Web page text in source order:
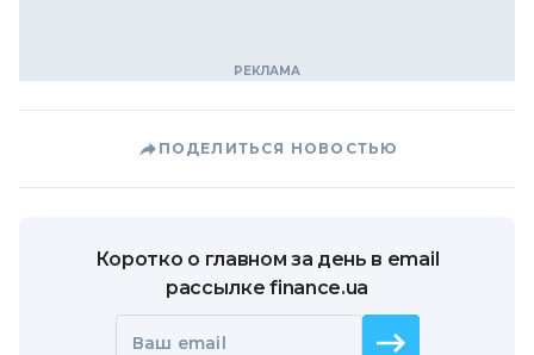
ПОДЕЛИТЬСЯ НОВОСТЬЮ
Коротко о главном за день в email
рассылке finance.ua
Ваш email